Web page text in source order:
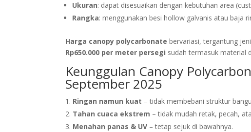
Ukuran: dapat disesuaikan dengan kebutuhan area
Rangka: menggunakan besi hollow galvanis atau baja
Harga canopy polycarbonate bervariasi, tergantung
Rp650.000 per meter persegi sudah termasuk material
Keunggulan Canopy
September 2025
Ringan namun kuat – tidak membebani struktur
Tahan cuaca ekstrem – tidak mudah retak, pecah,
Menahan panas & UV – tetap sejuk di bawahnya.